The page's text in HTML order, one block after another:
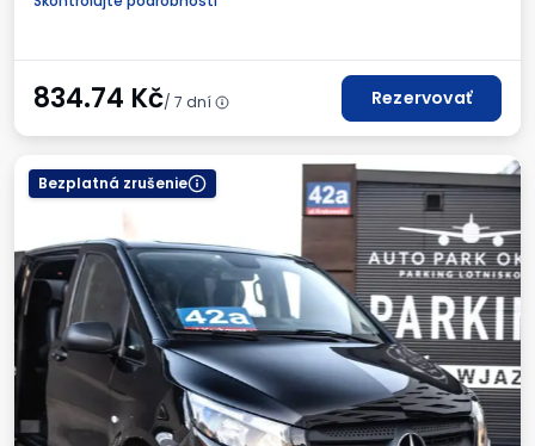
834.74 Kč/ 7 dní Rezervovať
Bezplatná zrušenie